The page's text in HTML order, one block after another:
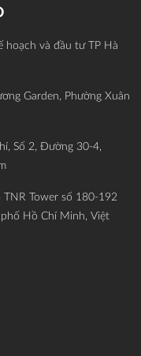
hoạch và đầu tư TP Hà
Garden, Phường Xuân
Số 2, Đường 30-4,
TNR Tower số 180-192
phố Hồ Chí Minh, Việt